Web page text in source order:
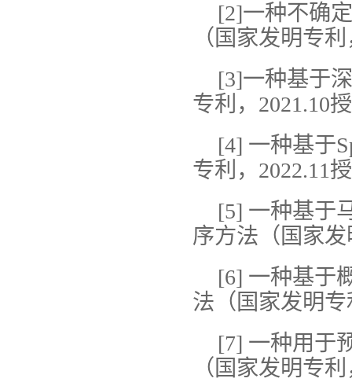
[2]一种不确
（国家发明专
[3]一种基于
专利，2021.10
[4] 一种基于
专利，2022.11
[5] 一种基于
序方法（国家发
[6] 一种基于
法（国家发明专
[7] 一种用于
（国家发明专